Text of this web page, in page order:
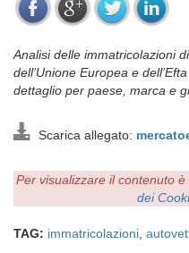
Analisi delle immatricolazioni
dell’Unione Europea e
dettaglio per paese, marca e
Scarica allegato:
Per visualizzare il contenuto
dei
TAG: immatricolazioni